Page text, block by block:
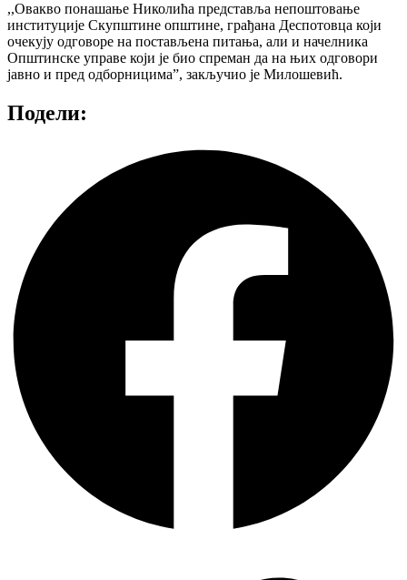
,,Овакво понашање Николића представља непоштовање
институције Скупштине општине, грађана Деспотовца који
очекују одговоре на постављена питања, али и начелника
Општинске управе који је био спреман да на њих одговори
јавно и пред одборницима”, закључио је Милошевић.
Подели: